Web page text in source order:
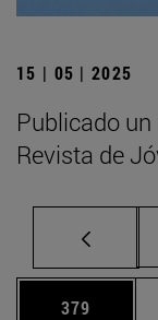
15 | 05 | 2025
Publicado un
Revista de
Página
379